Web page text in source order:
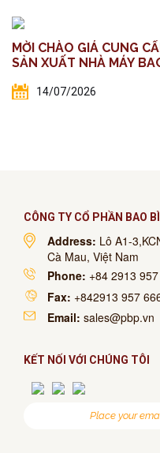
MỜI CHÀO GIÁ CUNG
SẢN XUẤT
14/07/2026
CÔNG TY CỔ PHẦN BAO
Address: Lô A1-
Cà Mau, Việt Nam
Phone: +84 2913
Fax: +842913 957
Email: sales@pbp.vn
KẾT NỐI VỚI CHÚNG TÔI